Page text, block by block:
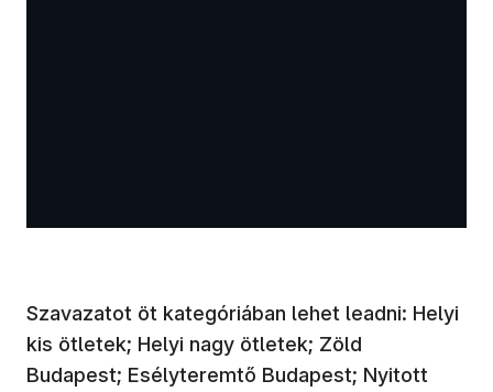
Szavazatot öt kategóriában lehet leadni: Helyi
kis ötletek; Helyi nagy ötletek; Zöld
Budapest; Esélyteremtő Budapest; Nyitott